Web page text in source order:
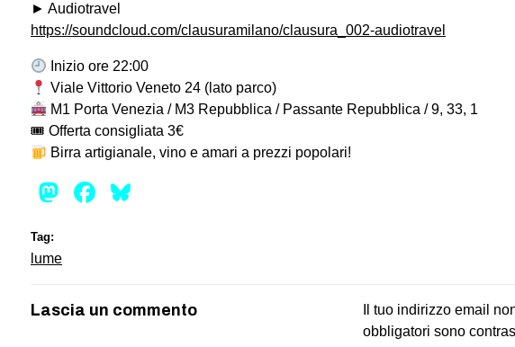
► Audiotravel
https://soundcloud.com/clausuramilano/clausura_002-audiotravel
Inizio ore 22:00
Viale Vittorio Veneto 24 (lato parco)
M1 Porta Venezia / M3 Repubblica / Passante Repubblica / 9, 33, 1
🎟 Offerta consigliata 3€
Birra artigianale, vino e amari a prezzi popolari!
Mastodon
Facebook
Tag:
lume
Lascia un commento Il tuo indirizzo email
obbligatori sono